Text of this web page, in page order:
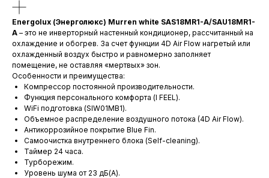
Energolux (Энерголюкс) Murren white SAS18MR1-A/SAU18MR1-
A – это не инверторный настенный кондиционер, рассчитанный на
охлаждение и обогрев. За счет функции 4D Air Flow нагретый или
охлажденный воздух быстро и равномерно заполняет
помещение, не оставляя «мертвых» зон.
Особенности и преимущества:
Компрессор постоянной производительности.
Функция персонального комфорта (I FEEL).
WiFi подготовка (SIW01MB1).
Объемное распределение воздушного потока (4D Air Flow).
Антикоррозийное покрытие Blue Fin.
Самоочистка внутреннего блока (Self-cleaning).
Таймер 24 часа.
Турборежим.
Уровень шума от 23 дБ(А).